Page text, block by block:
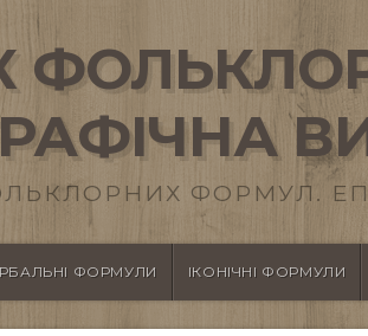
ФОРМУЛ.
ФОРМУЛИ ІКОНІЧНІ ФОРМУЛИ